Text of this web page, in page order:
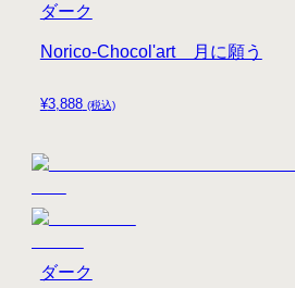
¥3,888 (税込)
Norico-Chocol'art 月に願う
ダーク
ダーク